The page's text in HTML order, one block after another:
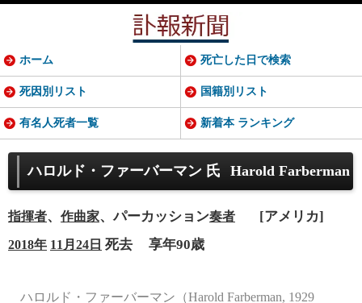
ハロルド・ファーバーマン 氏 Harold Farberman
指揮者、 作曲家、パーカッション奏者 [アメリカ]
2018年 11月24日 死去 享年90歳
ハロルド・ファーバーマン（Harold Farberman, 1929
ホーム 死亡した日で検索
死因別リスト 国籍別リスト
有名人死者一覧 新着本 ランキング